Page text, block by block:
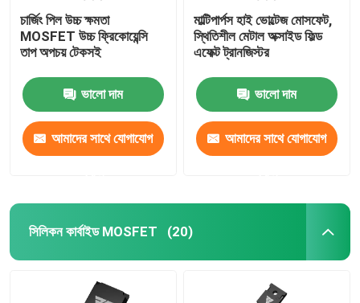
চার্জিং পিল উচ্চ ক্ষমতা
MOSFET উচ্চ ফ্রিকোয়েন্সি
তাপ অপচয় টেকসই
ভালো দাম
আমাদের সাথে যোগাযোগ
মাল্টিপার্পস হাই ভোল্টেজ মোসফেট,
স্থিতিশীল মেটাল অক্সাইড ফিল্ড
এফেক্ট ট্রানজিস্টর
ভালো দাম
আমাদের সাথে যোগাযোগ
সিলিকন কার্বাইড MOSFET (20)